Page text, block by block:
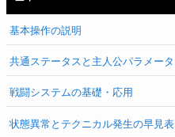
基本操作の説明
共通ステータスと主人公パラメータ
戦闘システムの基礎・応用
状態異常とテクニカル発生の早見表